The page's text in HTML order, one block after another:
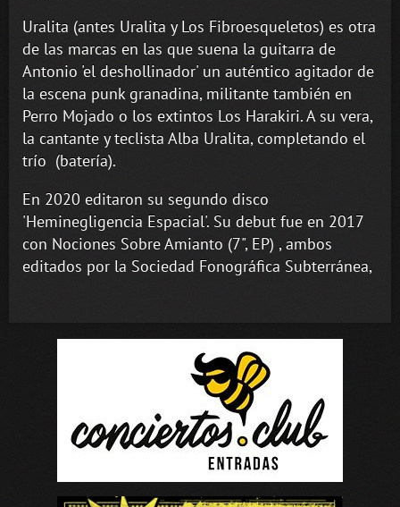
Uralita (antes Uralita y Los Fibroesqueletos) es otra
de las marcas en las que suena la guitarra de
Antonio 'el deshollinador' un auténtico agitador de
la escena punk granadina, militante también en
Perro Mojado o los extintos Los Harakiri. A su vera,
la cantante y teclista Alba Uralita, completando el
trío (batería).
En 2020 editaron su segundo disco
'Heminegligencia Espacial'. Su debut fue en 2017
con Nociones Sobre Amianto ‎(7", EP) , ambos
editados por la Sociedad Fonográfica Subterránea,